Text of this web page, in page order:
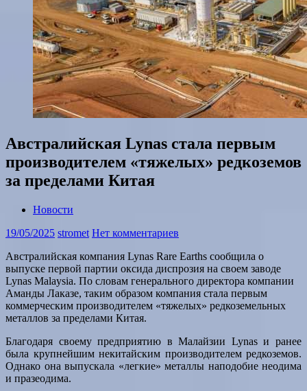
Австралийская Lynas стала первым
производителем «тяжелых» редкоземов
за пределами Китая
Новости
19/05/2025 stromet Нет комментариев
Австралийская компания Lynas Rare Earths сообщила о
выпуске первой партии оксида диспрозия на своем заводе
Lynas Malaysia. По словам генерального директора компании
Аманды Лаказе, таким образом компания стала первым
коммерческим производителем «тяжелых» редкоземельных
металлов за пределами Китая.
Благодаря своему предприятию в Малайзии Lynas и ранее
была крупнейшим некитайским производителем редкоземов.
Однако она выпускала «легкие» металлы наподобие неодима
и празеодима.